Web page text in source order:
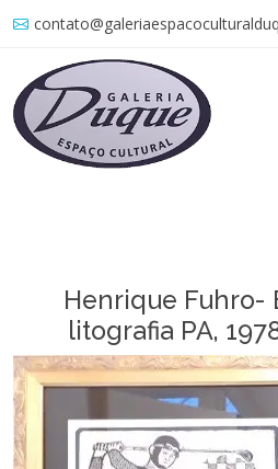
Henrique Fuhro-
litografia PA,